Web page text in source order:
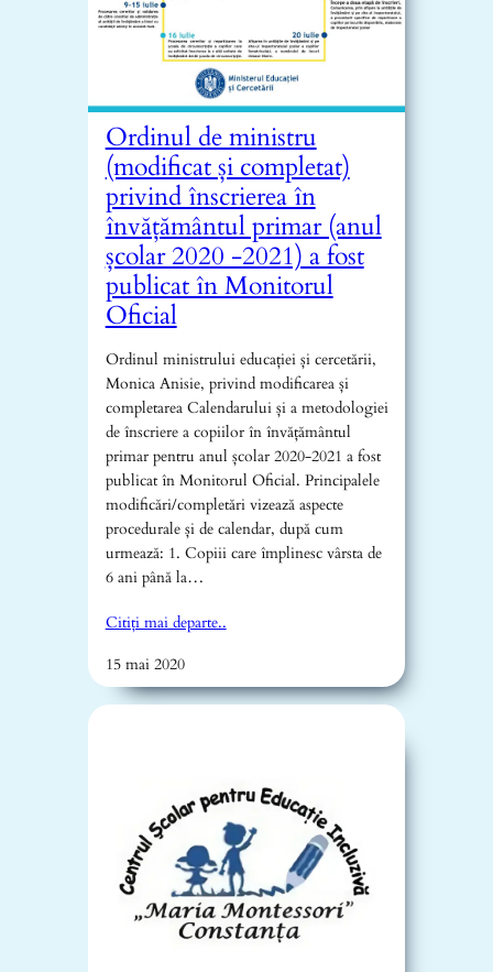
Ordinul de ministru
(modificat și completat)
privind înscrierea în
învățământul primar (anul
școlar 2020 -2021) a fost
publicat în Monitorul
Oficial
Ordinul ministrului educației și cercetării,
Monica Anisie, privind modificarea și
completarea Calendarului și a metodologiei
de înscriere a copiilor în învățământul
primar pentru anul școlar 2020-2021 a fost
publicat în Monitorul Oficial. Principalele
modificări/completări vizează aspecte
procedurale și de calendar, după cum
urmează: 1. Copiii care împlinesc vârsta de
6 ani până la…
Citiți mai departe..
15 mai 2020